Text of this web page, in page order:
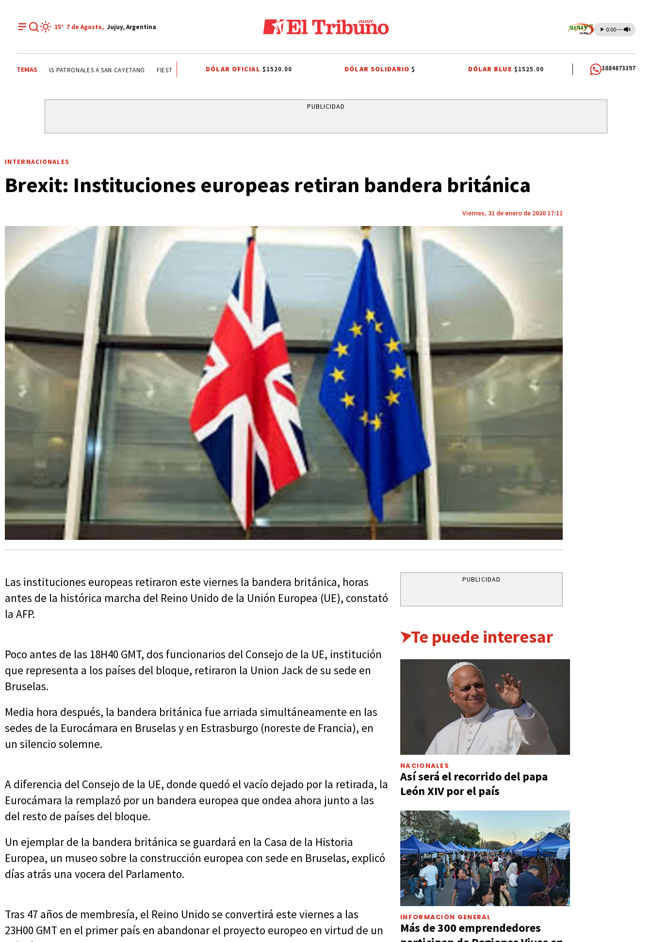
15° 7 de Agosto, Jujuy, Argentina 0:00
TEMAS FIESTAS PATRONALES A SAN CAYETANO FIESTAS PATRONALES A SAN CAYETANO FIESTAS PATRONALES A SAN CAYETANO FIESTAS PATRONALES A SAN CAYETANO EFEMÉRIDES CONFLICTO
DÓLAR OFICIAL $1520.00 DÓLAR SOLIDARIO$ DÓLAR BLUE $1525.00 3884873397
PUBLICIDAD
INTERNACIONALES
Brexit: Instituciones europeas retiran bandera británica
Viernes, 31 de enero de 2020 17:11
Las instituciones europeas retiraron este viernes la bandera británica, horas
antes de la histórica marcha del Reino Unido de la Unión Europea (UE), constató
la AFP.
Poco antes de las 18H40 GMT, dos funcionarios del Consejo de la UE, institución
que representa a los países del bloque, retiraron la Union Jack de su sede en
Bruselas.
Media hora después, la bandera británica fue arriada simultáneamente en las
sedes de la Eurocámara en Bruselas y en Estrasburgo (noreste de Francia), en
un silencio solemne.
A diferencia del Consejo de la UE, donde quedó el vacío dejado por la retirada, la
Eurocámara la remplazó por un bandera europea que ondea ahora junto a las
del resto de países del bloque.
Un ejemplar de la bandera británica se guardará en la Casa de la Historia
Europea, un museo sobre la construcción europea con sede en Bruselas, explicó
días atrás una vocera del Parlamento.
Tras 47 años de membresía, el Reino Unido se convertirá este viernes a las
23H00 GMT en el primer país en abandonar el proyecto europeo en virtud de un
PUBLICIDAD
Te puede interesar
NACIONALES
Así será el recorrido del papa
León XIV por el país
INFORMACIÓN GENERAL
Más de 300 emprendedores